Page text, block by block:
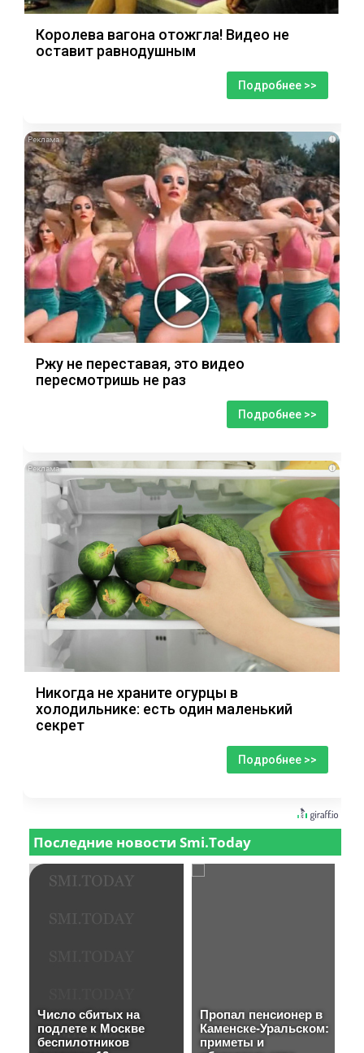
Королева вагона отожгла! Видео не
оставит равнодушным
Подробнее >>
i
Ржу не переставая, это видео
пересмотришь не раз
Подробнее >>
i
Никогда не храните огурцы в
холодильнике: есть один маленький
секрет
Подробнее >>